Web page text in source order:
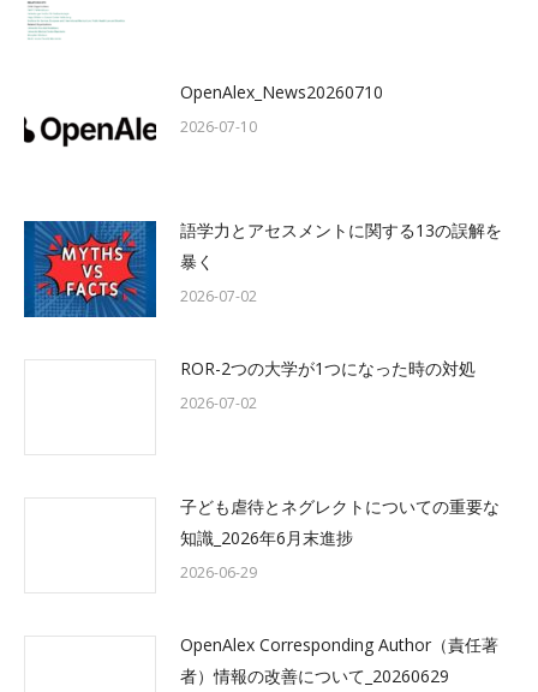
OpenAlex_News20260710
2026-07-10
語学力とアセスメントに関する13の誤解を
暴く
2026-07-02
ROR-2つの大学が1つになった時の対処
2026-07-02
子ども虐待とネグレクトについての重要な
知識_2026年6月末進捗
2026-06-29
OpenAlex Corresponding Author（責任著
者）情報の改善について_20260629